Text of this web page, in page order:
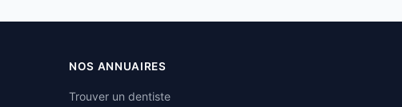
NOS ANNUAIRES
Trouver un dentiste